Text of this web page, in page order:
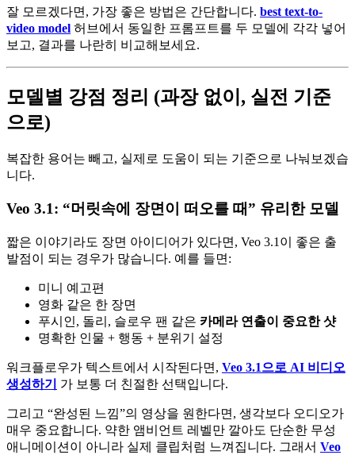
잘 모르겠다면, 가장 좋은 방법은 간단합니다. best text-to-
video model 허브에서 동일한 프롬프트를 두 모델에 각각 넣어
보고, 결과를 나란히 비교해보세요.
모델별 강점 정리 (과장 없이, 실전 기준
으로)
복잡한 용어는 빼고, 실제로 도움이 되는 기준으로 나눠보겠습
니다.
Veo 3.1: “머릿속에 장면이 떠오를 때” 유리한 모델
짧은 이야기라도 장면 아이디어가 있다면, Veo 3.1이 좋은 출
발점이 되는 경우가 많습니다. 예를 들면:
미니 예고편
영화 같은 한 장면
푸시인, 돌리, 슬로우 팬 같은 카메라 연출이 중요한 샷
명확한 인물 + 행동 + 분위기 설정
워크플로우가 텍스트에서 시작된다면, Veo 3.1으로 AI 비디오
생성하기
가 보통 더 친절한 선택입니다.
그리고 “완성된 느낌”의 영상을 원한다면, 생각보다 오디오가
매우 중요합니다. 약한 앰비언트 레벨만 깔아도 단순한 무성
애니메이션이 아니라 실제 클립처럼 느껴집니다. 그래서 Veo